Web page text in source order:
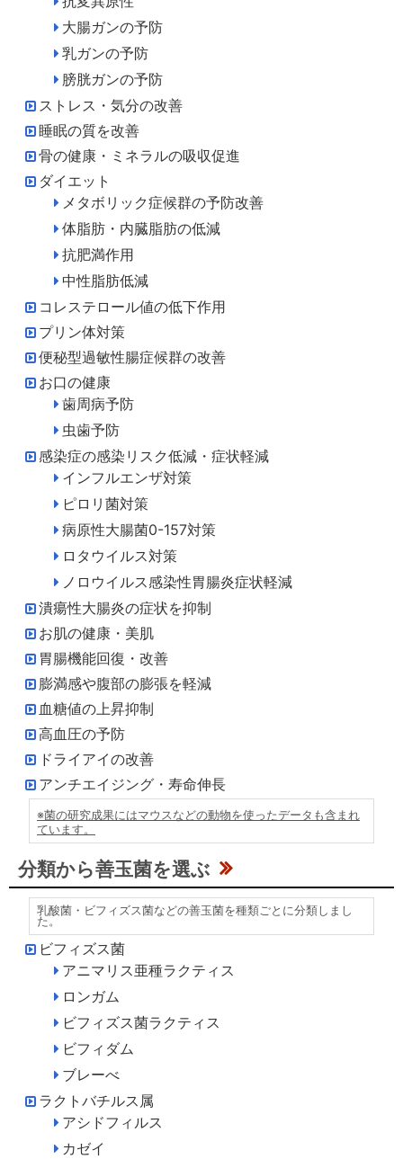
大腸ガンの予防
乳ガンの予防
膀胱ガンの予防
ストレス・気分の改善
睡眠の質を改善
骨の健康・ミネラルの吸収促進
ダイエット
メタボリック症候群の予防改善
体脂肪・内臓脂肪の低減
抗肥満作用
中性脂肪低減
コレステロール値の低下作用
プリン体対策
便秘型過敏性腸症候群の改善
お口の健康
歯周病予防
虫歯予防
感染症の感染リスク低減・症状軽減
インフルエンザ対策
ピロリ菌対策
病原性大腸菌0-157対策
ロタウイルス対策
ノロウイルス感染性胃腸炎症状軽減
潰瘍性大腸炎の症状を抑制
お肌の健康・美肌
胃腸機能回復・改善
膨満感や腹部の膨張を軽減
血糖値の上昇抑制
高血圧の予防
ドライアイの改善
アンチエイジング・寿命伸長
※菌の研究成果にはマウスなどの動物を使ったデータも含まれ
ています。
分類から善玉菌を選ぶ
乳酸菌・ビフィズス菌などの善玉菌を種類ごとに分類しまし
た。
ビフィズス菌
アニマリス亜種ラクティス
ロンガム
ビフィズス菌ラクティス
ビフィダム
ブレーべ
ラクトバチルス属
アシドフィルス
カゼイ